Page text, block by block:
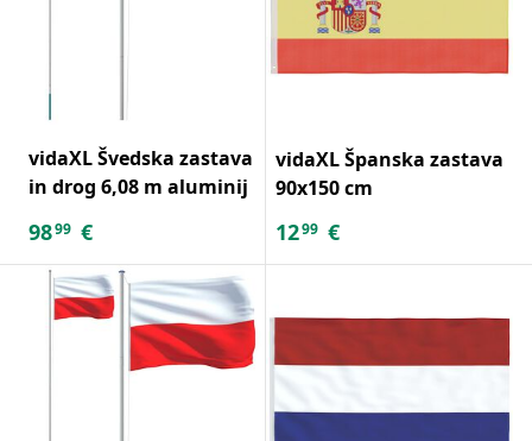
vidaXL Švedska zastava
in drog 6,08 m aluminij
9899 €
vidaXL Španska zastava
90x150 cm
1299 €